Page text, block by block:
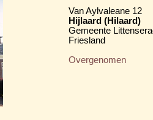
Van Aylvaleane 12
Hijlaard (Hilaard)
Gemeente
Friesland
Overgenomen